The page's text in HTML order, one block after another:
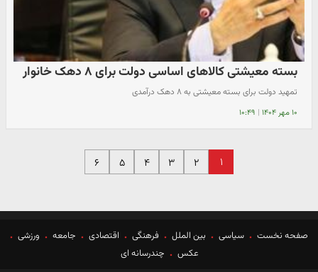
بسته معیشتی کالاهای اساسی دولت برای ۸ دهک خانوار
تمهید دولت برای بسته معیشتی به ۸ دهک درآمدی
۱۰ مهر ۱۴۰۴ | ۱۰:۴۹
۱ ۲ ۳ ۴ ۵ ۶
صفحه نخست سیاسی بین الملل فرهنگی اقتصادی جامعه
ورزشی
عکس
چندرسانه ای